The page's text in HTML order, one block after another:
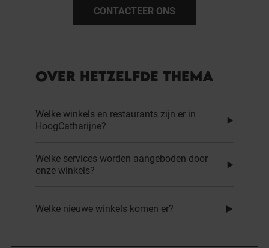
CONTACTEER ONS
OVER HETZELFDE THEMA
Welke winkels en restaurants zijn er in
HoogCatharijne?
Welke services worden aangeboden door
onze winkels?
Welke nieuwe winkels komen er?